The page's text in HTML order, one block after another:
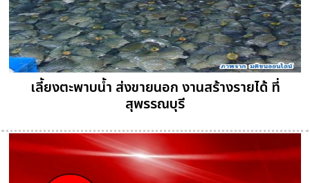
เลี้ยงตะพาบน้ำ ส่งขายนอก งานสร้างรายได้ ที่
สุพรรณบุรี